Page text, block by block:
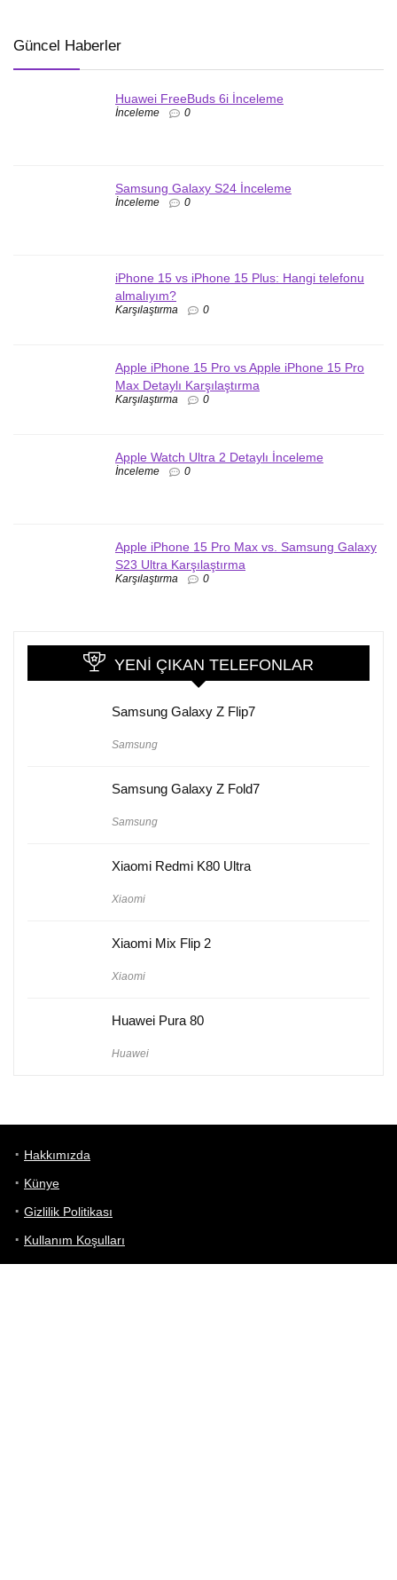
Güncel Haberler
Huawei FreeBuds 6i İnceleme
İnceleme 0
Samsung Galaxy S24 İnceleme
İnceleme 0
iPhone 15 vs iPhone 15 Plus: Hangi telefonu
almalıyım?
Karşılaştırma 0
Apple iPhone 15 Pro vs Apple iPhone 15 Pro
Max Detaylı Karşılaştırma
Karşılaştırma 0
Apple Watch Ultra 2 Detaylı İnceleme
İnceleme 0
Apple iPhone 15 Pro Max vs. Samsung Galaxy
S23 Ultra Karşılaştırma
Karşılaştırma 0
YENI ÇIKAN TELEFONLAR
Samsung Galaxy Z Flip7
Samsung
Samsung Galaxy Z Fold7
Samsung
Xiaomi Redmi K80 Ultra
Xiaomi
Xiaomi Mix Flip 2
Xiaomi
Huawei Pura 80
Huawei
Hakkımızda
Künye
Gizlilik Politikası
Kullanım Koşulları
iletişim